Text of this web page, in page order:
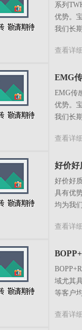
系列
优势。
我们长
查看详
EMG
EMG传
优势。
我们长
查看详
好价好
好价好
具有优
均为我
查看详
域尤其
等客户
查看详